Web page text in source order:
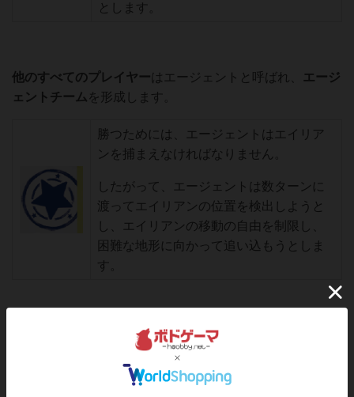
とします。
他のすべてのプレイヤーはエージェントと呼ばれ、 エージ
ェントチーム を形成します。
勝つためには、エージェントはエイリア
ンを捕まえなければなりません。
したがって、エージェントは数ターンに
渡ってエイリアンの位置を検出しようと
し、エイリアンの移動の自由を制限し、
困難な地形に向かって追い込もうとしま
す。
セットアップ (1/2)